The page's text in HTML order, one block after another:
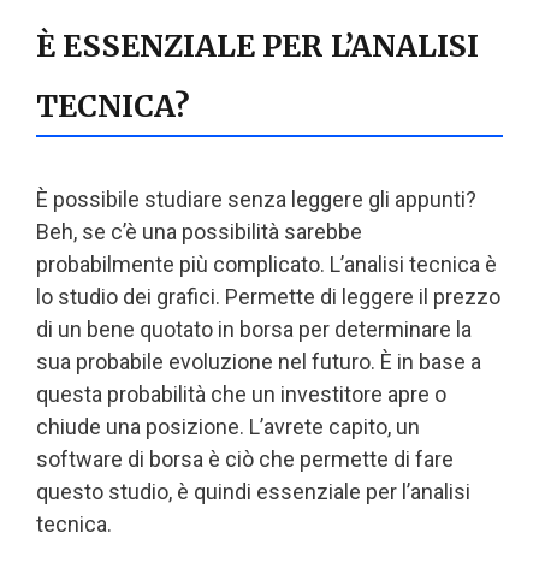
È ESSENZIALE PER L’ANALISI
TECNICA?
È possibile studiare senza leggere gli appunti?
Beh, se c’è una possibilità sarebbe
probabilmente più complicato. L’analisi tecnica è
lo studio dei grafici. Permette di leggere il prezzo
di un bene quotato in borsa per determinare la
sua probabile evoluzione nel futuro. È in base a
questa probabilità che un investitore apre o
chiude una posizione. L’avrete capito, un
software di borsa è ciò che permette di fare
questo studio, è quindi essenziale per l’analisi
tecnica.